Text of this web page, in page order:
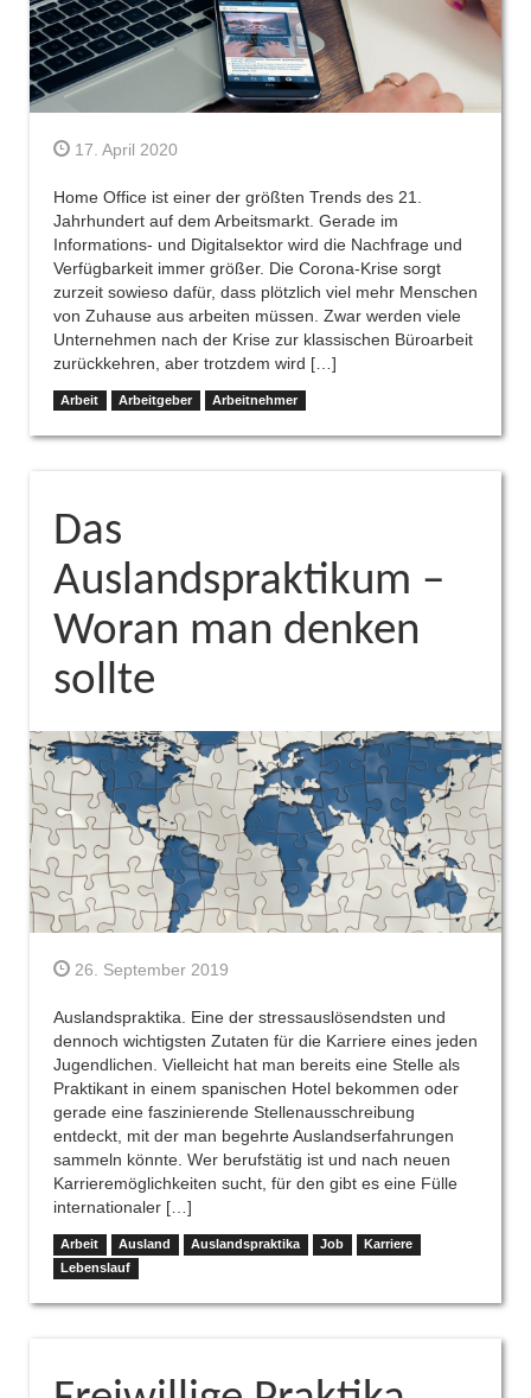
17. April 2020
Home Office ist einer der größten Trends des 21.
Jahrhundert auf dem Arbeitsmarkt. Gerade im
Informations- und Digitalsektor wird die Nachfrage und
Verfügbarkeit immer größer. Die Corona-Krise sorgt
zurzeit sowieso dafür, dass plötzlich viel mehr Menschen
von Zuhause aus arbeiten müssen. Zwar werden viele
Unternehmen nach der Krise zur klassischen Büroarbeit
zurückkehren, aber trotzdem wird […]
Arbeit Arbeitgeber Arbeitnehmer
Das
Auslandspraktikum –
Woran man denken
sollte
26. September 2019
Auslandspraktika. Eine der stressauslösendsten und
dennoch wichtigsten Zutaten für die Karriere eines jeden
Jugendlichen. Vielleicht hat man bereits eine Stelle als
Praktikant in einem spanischen Hotel bekommen oder
gerade eine faszinierende Stellenausschreibung
entdeckt, mit der man begehrte Auslandserfahrungen
sammeln könnte. Wer berufstätig ist und nach neuen
Karrieremöglichkeiten sucht, für den gibt es eine Fülle
internationaler […]
Arbeit Ausland Auslandspraktika Job
Karriere
Lebenslauf